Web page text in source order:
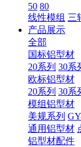
50 80
线性模组 三
产品展示
全部
国标铝型材
20系列 30系
欧标铝型材
20系列 30系
模组铝型材
美规系列
通用铝型材
铝型材配件